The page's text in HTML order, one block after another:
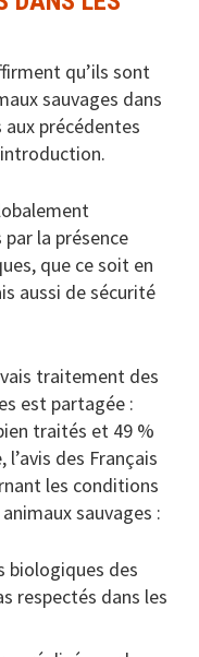
qu’ils sont
sauvages dans
précédentes
la présence
que ce soit en
aussi de sécurité
traitement des
est partagée :
traités et 49 %
des Français
les conditions
sauvages :
biologiques des
respectés dans les